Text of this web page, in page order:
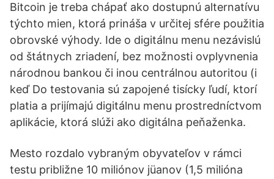
Bitcoin je treba chápať ako dostupnú alternatívu
týchto mien, ktorá prináša v určitej sfére použitia
obrovské výhody. Ide o digitálnu menu nezávislú
od štátnych zriadení, bez možnosti ovplyvnenia
národnou bankou či inou centrálnou autoritou (i
keď Do testovania sú zapojené tisícky ľudí, ktorí
platia a prijímajú digitálnu menu prostredníctvom
aplikácie, ktorá slúži ako digitálna peňaženka.
Mesto rozdalo vybraným obyvateľov v rámci
testu približne 10 miliónov jüanov (1,5 milióna